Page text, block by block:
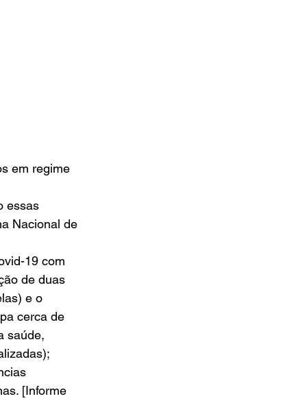
em regime
essas
Nacional de
19 com
de duas
e o
cerca de
saúde,
[Informe